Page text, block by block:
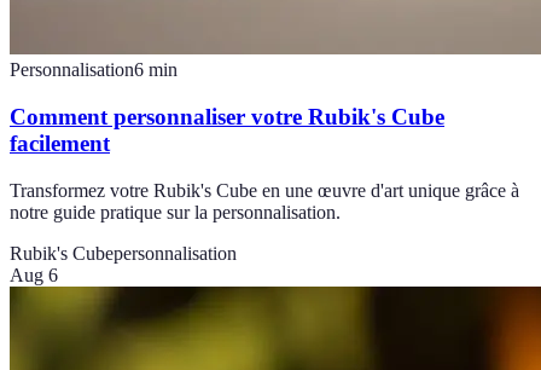
Personnalisation6 min
Comment personnaliser votre Rubik's Cube
facilement
Transformez votre Rubik's Cube en une œuvre d'art unique grâce à
notre guide pratique sur la personnalisation.
Rubik's Cubepersonnalisation
Aug 6